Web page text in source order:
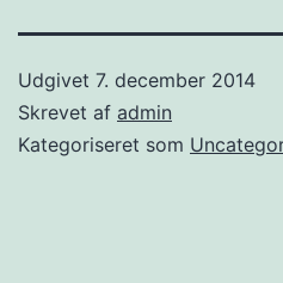
Udgivet 7. december 2014
Skrevet af admin
Kategoriseret som